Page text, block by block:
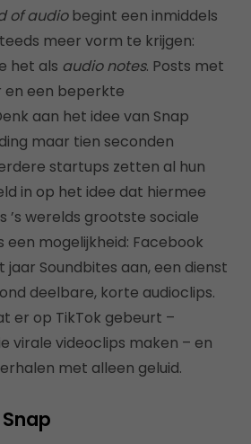
of audiobegint een inmiddels
meer vorm te krijgen:
het als audio notes. Posts met
en een beperkte
aan het idee van Snap
maar tien seconden
startups zetten al hun
in op het idee dat hiermee
’s werelds grootste sociale
mogelijkheid: Facebook
Soundbites aan, een dienst
deelbare, korte audioclips.
er op TikTok gebeurt –
virale videoclips maken – en
met alleen geluid.